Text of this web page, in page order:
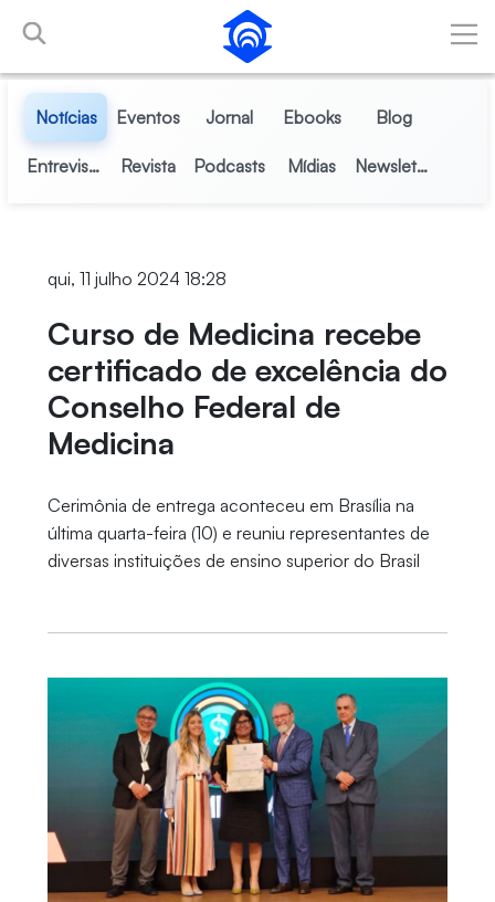
Pular para o Conteúdo principal
Notícias Eventos Jornal Ebooks Blog
Entrevistas Revista Podcasts Mídias Newsletter
qui, 11 julho 2024 18:28
Curso de Medicina recebe
certificado de excelência do
Conselho Federal de
Medicina
Cerimônia de entrega aconteceu em Brasília na
última quarta-feira (10) e reuniu representantes de
diversas instituições de ensino superior do Brasil